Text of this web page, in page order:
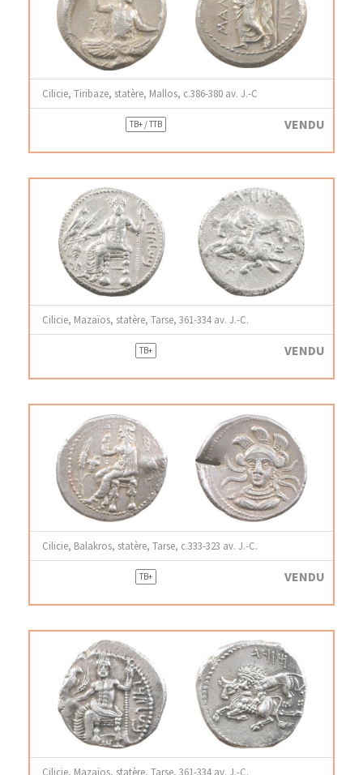
Cilicie, Tiribaze, statère, Mallos, c.386-380 av. J.-C
TB+ / TTB VENDU
Cilicie, Mazaïos, statère, Tarse, 361-334 av. J.-C.
TB+ VENDU
Cilicie, Balakros, statère, Tarse, c.333-323 av. J.-C.
TB+ VENDU
Cilicie, Mazaïos, statère, Tarse, 361-334 av. J.-C.